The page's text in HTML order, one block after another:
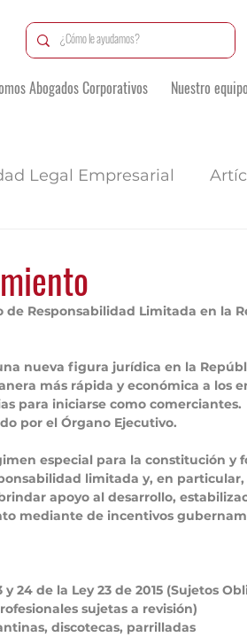
Abogados Corporativos Nuestro equipo
Legal Empresarial
Responsabilidad Limitada en la
nueva figura jurídica en la
más rápida y económica a los
para iniciarse como
por el Órgano Ejecutivo.
especial para la constitución y
limitada y, en
apoyo al desarrollo,
mediante de incentivos
24 de la Ley 23 de 2015 (Sujetos
sujetas a revisión)
discotecas, parrilladas